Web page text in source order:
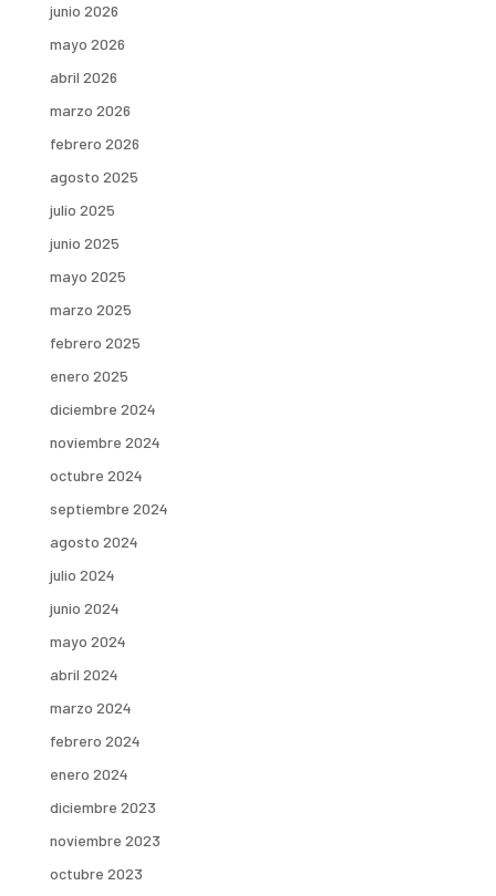
junio 2026
mayo 2026
abril 2026
marzo 2026
febrero 2026
agosto 2025
julio 2025
junio 2025
mayo 2025
marzo 2025
febrero 2025
enero 2025
diciembre 2024
noviembre 2024
octubre 2024
septiembre 2024
agosto 2024
julio 2024
junio 2024
mayo 2024
abril 2024
marzo 2024
febrero 2024
enero 2024
diciembre 2023
noviembre 2023
octubre 2023